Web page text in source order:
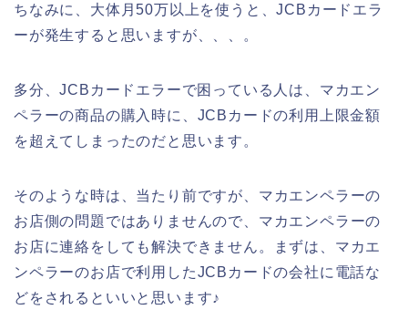
ちなみに、大体月50万以上を使うと、JCBカードエラ
ーが発生すると思いますが、、、。
多分、JCBカードエラーで困っている人は、マカエン
ペラーの商品の購入時に、JCBカードの利用上限金額
を超えてしまったのだと思います。
そのような時は、当たり前ですが、マカエンペラーの
お店側の問題ではありませんので、マカエンペラーの
お店に連絡をしても解決できません。まずは、マカエ
ンペラーのお店で利用したJCBカードの会社に電話な
どをされるといいと思います♪